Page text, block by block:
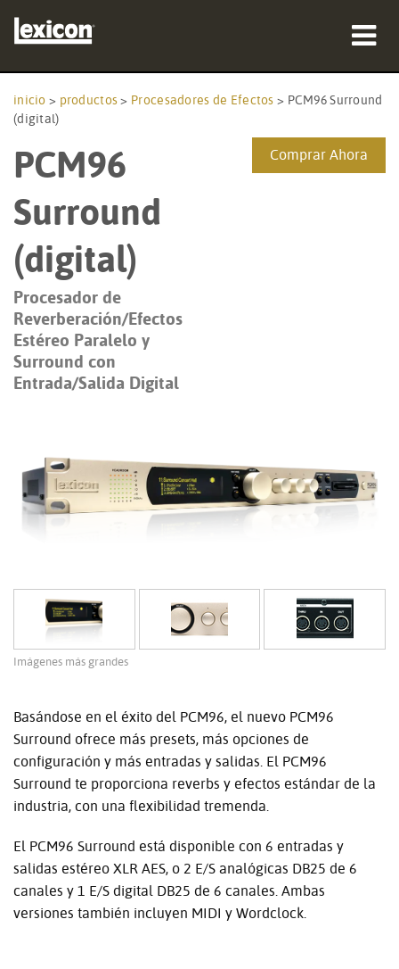
profesionales
Casos de estudio
capacitación
soporte
Idioma/Región
inicio > productos> Procesadores de Efectos > PCM96 Surround
(digital)
PCM96
Surround
(digital)
Procesador de
Reverberación/Efectos
Estéreo Paralelo y
Surround con
Entrada/Salida Digital
Comprar Ahora
Imágenes más grandes
Basándose en el éxito del PCM96, el nuevo PCM96
Surround ofrece más presets, más opciones de
configuración y más entradas y salidas. El PCM96
Surround te proporciona reverbs y efectos estándar de la
industria, con una flexibilidad tremenda.
El PCM96 Surround está disponible con 6 entradas y
salidas estéreo XLR AES, o 2 E/S analógicas DB25 de 6
canales y 1 E/S digital DB25 de 6 canales. Ambas
versiones también incluyen MIDI y Wordclock.